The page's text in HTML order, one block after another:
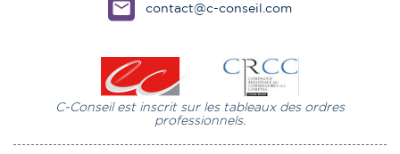
contact@c-conseil.com
C-Conseil est inscrit sur les tableaux des ordres
professionnels.